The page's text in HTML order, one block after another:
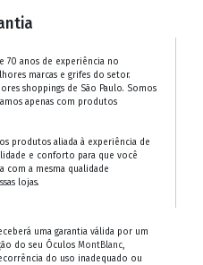
70 anos de experiência no
marcas e grifes do setor.
shoppings de São Paulo. Somos
apenas com produtos
produtos aliada à experiência de
e conforto para que você
com a mesma qualidade
lojas.
uma garantia válida por um
do seu Óculos MontBlanc,
do uso inadequado ou